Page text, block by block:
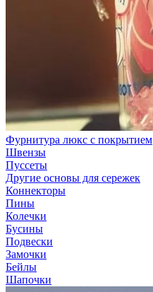
Фурнитура люкс с покрытием
Швензы
Пуссеты
Другие основы для сережек
Коннекторы
Пины
Колечки
Бусины
Подвески
Замочки
Бейлы
Шапочки